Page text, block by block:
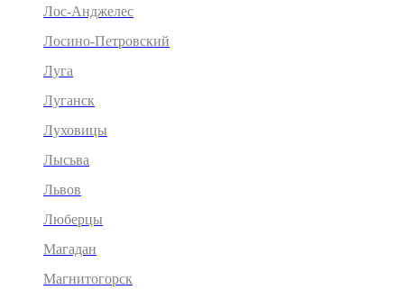
Лос-Анджелес
Лосино-Петровский
Луга
Луганск
Луховицы
Лысьва
Львов
Люберцы
Магадан
Магнитогорск